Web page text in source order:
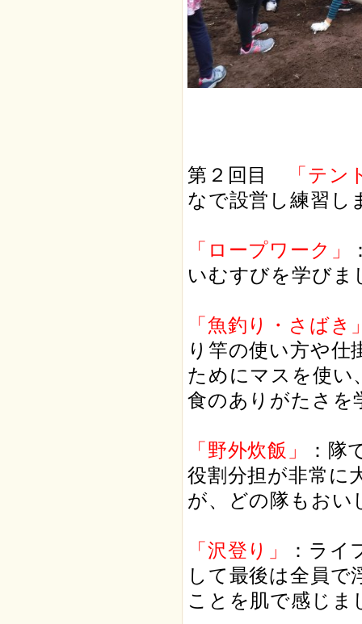
第２回目
「テン
なで設営し練習し
「ロープワーク」
いむすびを学びま
「魚釣り・さばき
り竿の使い方や
ためにマスを使い
食のありがたさを
「野外炊飯」 ： 隊
役割分担が非常に
が、どの隊もおい
「沢登り」 ： ライ
して最後は全員
ことを肌で感じま